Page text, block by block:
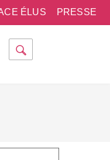
PRESSE
ÉLUS